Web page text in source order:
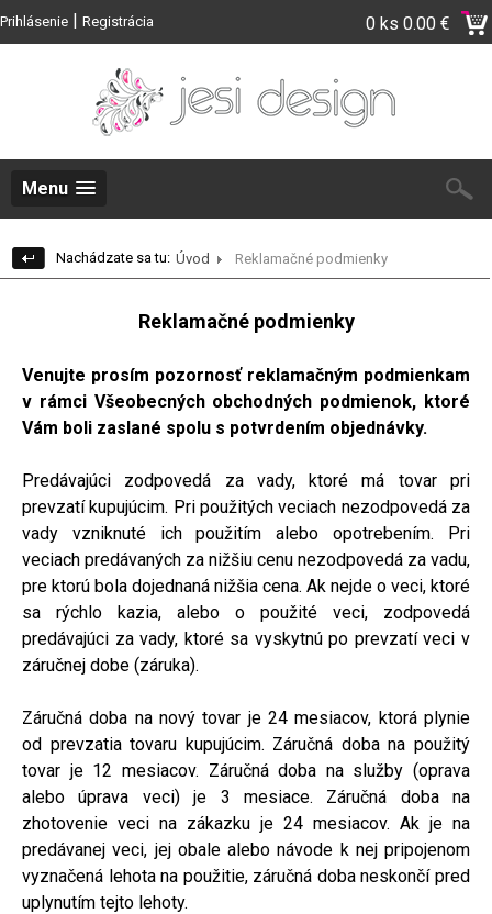
Prihlásenie | Registrácia 0 ks 0.00 €
Menu
Nachádzate sa tu: Úvod Reklamačné podmienky
Reklamačné podmienky
Venujte prosím pozornosť reklamačným podmienkam
v rámci Všeobecných obchodných podmienok, ktoré
Vám boli zaslané spolu s potvrdením objednávky.
Predávajúci zodpovedá za vady, ktoré má tovar pri
prevzatí kupujúcim. Pri použitých veciach nezodpovedá za
vady vzniknuté ich použitím alebo opotrebením. Pri
veciach predávaných za nižšiu cenu nezodpovedá za vadu,
pre ktorú bola dojednaná nižšia cena. Ak nejde o veci, ktoré
sa rýchlo kazia, alebo o použité veci, zodpovedá
predávajúci za vady, ktoré sa vyskytnú po prevzatí veci v
záručnej dobe (záruka).
Záručná doba na nový tovar je 24 mesiacov, ktorá plynie
od prevzatia tovaru kupujúcim. Záručná doba na použitý
tovar je 12 mesiacov. Záručná doba na služby (oprava
alebo úprava veci) je 3 mesiace. Záručná doba na
zhotovenie veci na zákazku je 24 mesiacov. Ak je na
predávanej veci, jej obale alebo návode k nej pripojenom
vyznačená lehota na použitie, záručná doba neskončí pred
uplynutím tejto lehoty.